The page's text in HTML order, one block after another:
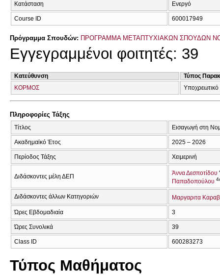
Κατάσταση Ενεργό
Course ID 600017949
Πρόγραμμα Σπουδών: ΠΡΟΓΡΑΜΜΑ ΜΕΤΑΠΤΥΧΙΑΚΩΝ ΣΠΟΥΔΩΝ
Εγγεγραμμένοι φοιτητές: 39
Κατεύθυνση
Τύπος
ΚΟΡΜΟΣ
Υποχρεωτικό
Πληροφορίες Τάξης
Τίτλος Εισαγωγή στη
Ακαδημαϊκό Έτος 2025 – 2026
Περίοδος Τάξης Χειμερινή
Διδάσκοντες μέλη ΔΕΠ Άννα Δεσποτίδου
Παπαδοπούλου
Διδάσκοντες άλλων Κατηγοριών Μαργαριτα
Ώρες Εβδομαδιαία 3
Ώρες Συνολικά 39
Class ID 600283273
Τύπος Μαθήματος